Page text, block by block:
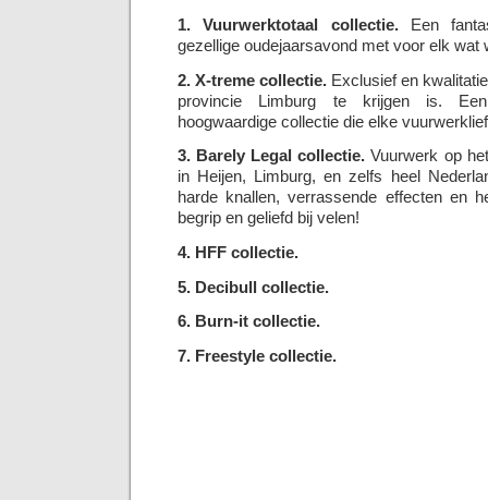
1. Vuurwerktotaal collectie.Een
gezellige oudejaarsavond met voor elk wat
2. X-treme collectie. Exclusief en
provincie Limburg te krijgen is.
hoogwaardige collectie die elke
3. Barely Legal collectie. Vuurwerk op
in Heijen, Limburg, en zelfs heel
harde knallen, verrassende effecten en
begrip en geliefd bij velen!
4. HFF collectie.
5. Decibull collectie.
6. Burn-it collectie.
7. Freestyle collectie.